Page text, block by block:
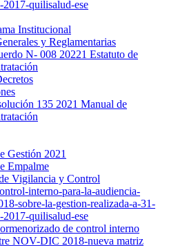
2017-quilisalud-ese
Institucional
y Reglamentarias
N- 008 20221 Estatuto de
135 2021 Manual de
Gestión 2021
Empalme
Vigilancia y Control
interno-para-la-audiencia-
sobre-la-gestion-realizada-a-31-
2017-quilisalud-ese
de control interno
NOV-DIC 2018-nueva matriz